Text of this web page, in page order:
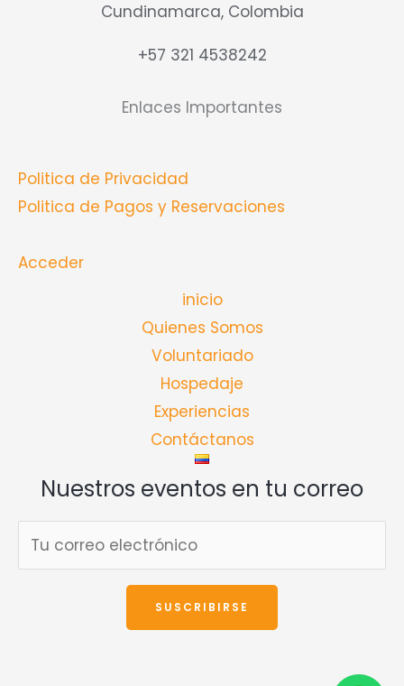
Cundinamarca, Colombia
+57 321 4538242
Enlaces Importantes
Politica de Privacidad
Politica de Pagos y Reservaciones
Acceder
inicio
Quienes Somos
Voluntariado
Hospedaje
Experiencias
Contáctanos
Nuestros eventos en tu correo